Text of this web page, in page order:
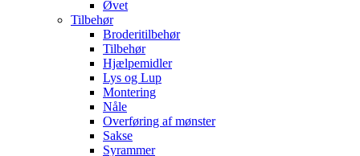
Øvet
Tilbehør
Broderitilbehør
Tilbehør
Hjælpemidler
Lys og Lup
Montering
Nåle
Overføring af mønster
Sakse
Syrammer